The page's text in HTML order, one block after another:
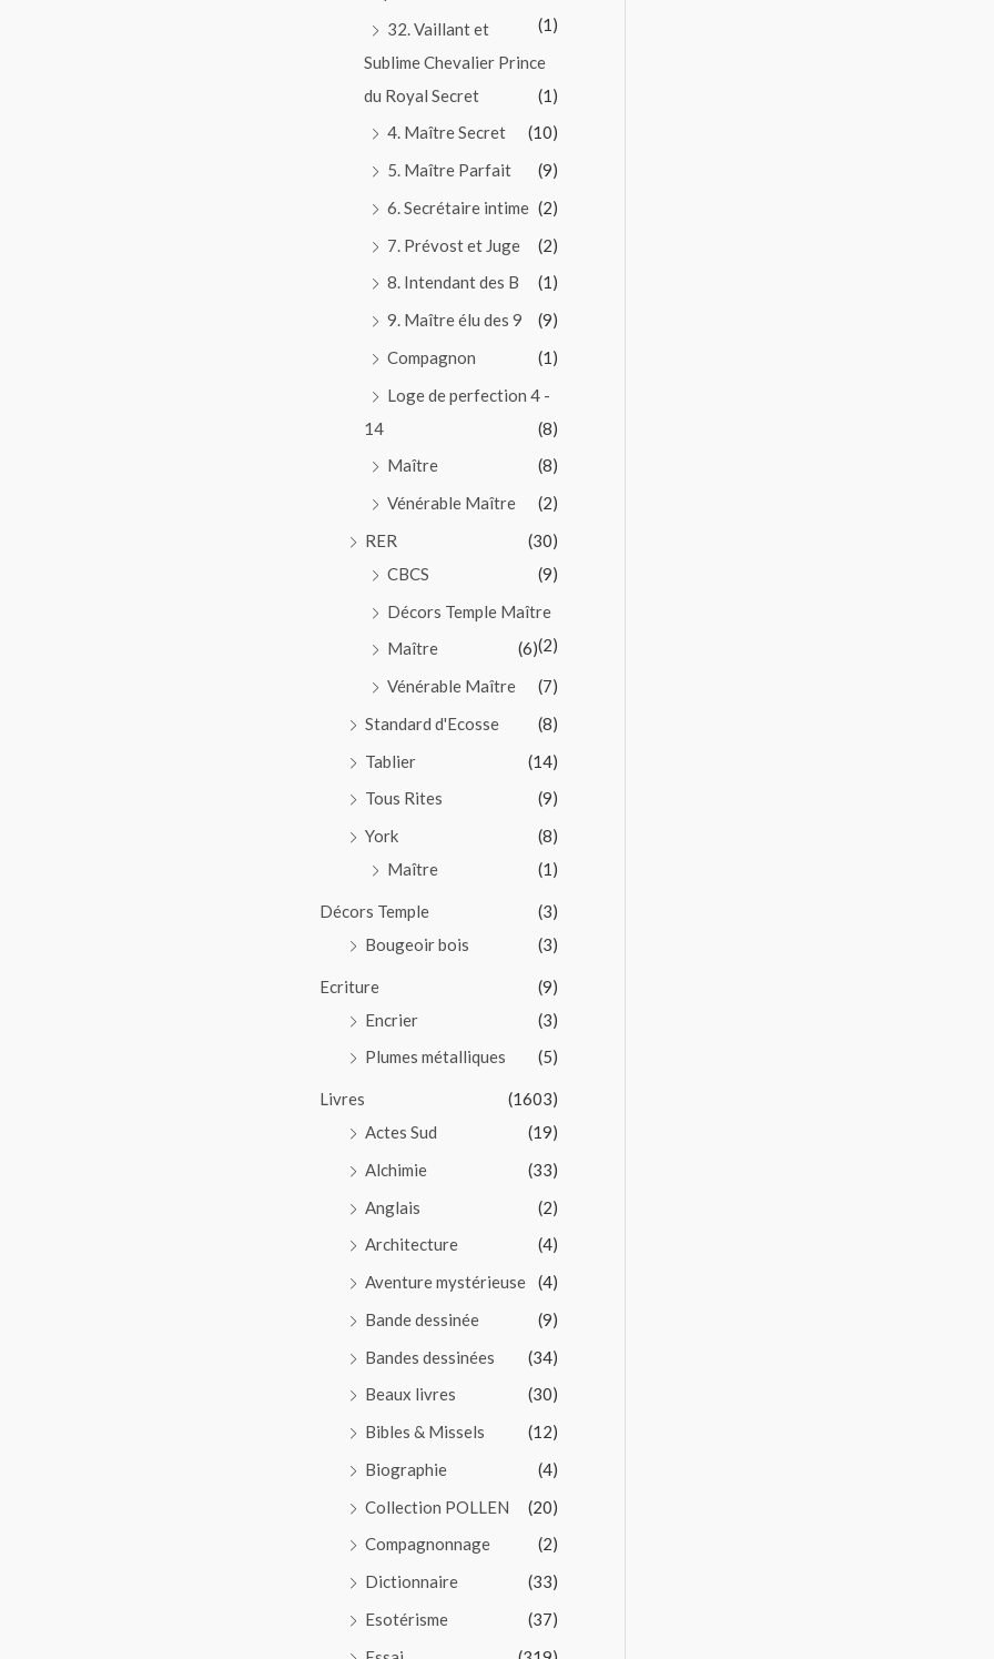
(1)
32. Vaillant et
Sublime Chevalier Prince
du Royal Secret
(1)
4. Maître Secret
(10)
5. Maître Parfait
(9)
6. Secrétaire intime (2)
7. Prévost et Juge
(2)
8. Intendant des B
(1)
9. Maître élu des 9
(9)
Compagnon
(1)
Loge de perfection 4 -
14
(8)
Maître
(8)
Vénérable Maître
(2)
RER
(30)
CBCS
(9)
Décors Temple Maître
(2)
Maître
(6)
Vénérable Maître
(7)
Standard d'Ecosse
(8)
Tablier
(14)
Tous Rites
(9)
York
(8)
Maître
(1)
Décors Temple
(3)
Bougeoir bois
(3)
Ecriture
(9)
Encrier
(3)
Plumes métalliques
(5)
Livres
(1603)
Actes Sud
(19)
Alchimie
(33)
Anglais
(2)
Architecture
(4)
Aventure mystérieuse
(4)
Bande dessinée
(9)
Bandes dessinées
(34)
Beaux livres
(30)
Bibles & Missels
(12)
Biographie
(4)
Collection POLLEN
(20)
Compagnonnage
(2)
Dictionnaire
(33)
Esotérisme
(37)